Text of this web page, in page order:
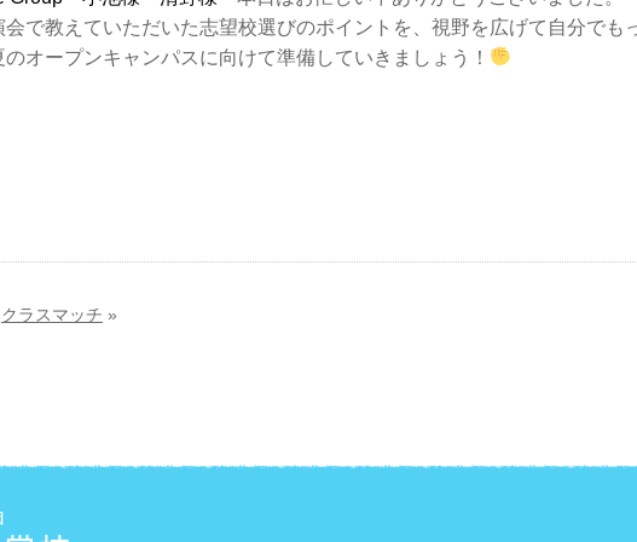
で教えていただいた志望校選びのポイントを、視野を広げて自分でも
オープンキャンパスに向けて準備していきましょう！
クラスマッチ »